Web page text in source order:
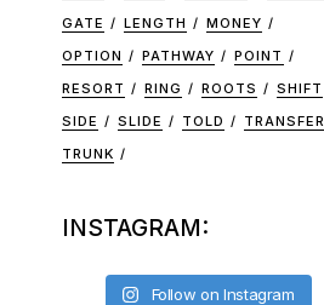
GATE
LENGTH
MONEY
OPTION
PATHWAY
POINT
RESORT
RING ROOTS
SHIFT
SIDE
SLIDE TOLD
TRANSFER
TRUNK
INSTAGRAM:
Follow on Instagram